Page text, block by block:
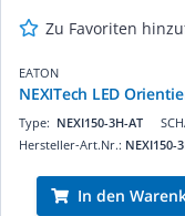
Zu Favoriten
EATON
NEXITech LED
Type: NEXI150-3H-AT
Hersteller-Art.Nr.: NEXI150-
In den